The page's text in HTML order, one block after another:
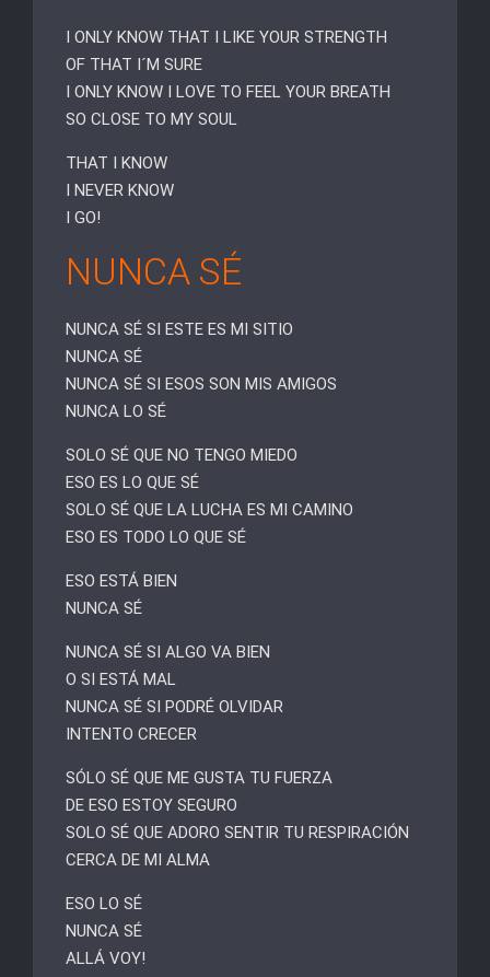
I ONLY KNOW THAT I LIKE YOUR STRENGTH
OF THAT I´M SURE
I ONLY KNOW I LOVE TO FEEL YOUR BREATH
SO CLOSE TO MY SOUL
THAT I KNOW
I NEVER KNOW
I GO!
NUNCA SÉ
NUNCA SÉ SI ESTE ES MI SITIO
NUNCA SÉ
NUNCA SÉ SI ESOS SON MIS AMIGOS
NUNCA LO SÉ
SOLO SÉ QUE NO TENGO MIEDO
ESO ES LO QUE SÉ
SOLO SÉ QUE LA LUCHA ES MI CAMINO
ESO ES TODO LO QUE SÉ
ESO ESTÁ BIEN
NUNCA SÉ
NUNCA SÉ SI ALGO VA BIEN
O SI ESTÁ MAL
NUNCA SÉ SI PODRÉ OLVIDAR
INTENTO CRECER
SÓLO SÉ QUE ME GUSTA TU FUERZA
DE ESO ESTOY SEGURO
SOLO SÉ QUE ADORO SENTIR TU RESPIRACIÓN
CERCA DE MI ALMA
ESO LO SÉ
NUNCA SÉ
ALLÁ VOY!